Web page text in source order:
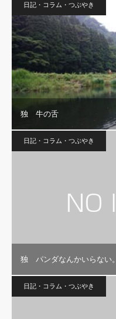
日記・コラム・つぶやき
独 牛の舌
日記・コラム・つぶやき
独 パンダなんかいらない。
日記・コラム・つぶやき